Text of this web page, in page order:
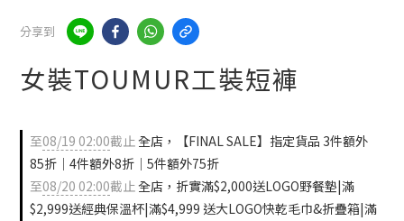
分享到
女裝TOUMUR工裝短褲
至08/19 02:00截止全店，【FINAL SALE】指定貨品 3件額外
85折｜4件額外8折｜5件額外75折
至08/20 02:00截止全店，折實滿$2,000送LOGO野餐墊|滿
$2,999送經典保溫杯|滿$4,999 送大LOGO快乾毛巾&折疊箱|滿